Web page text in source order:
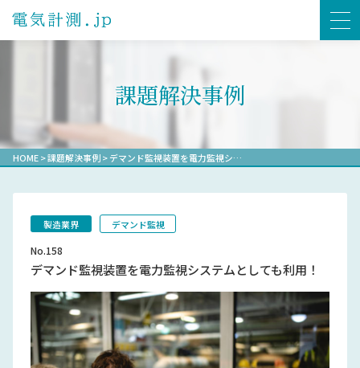
課題解決事例
HOME>課題解決事例>デマンド監視装置を電力監視シ…
製造業界 デマンド監視
No.158
デマンド監視装置を電力監視システムとしても利用！